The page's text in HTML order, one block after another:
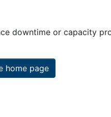
downtime or capacity
home page